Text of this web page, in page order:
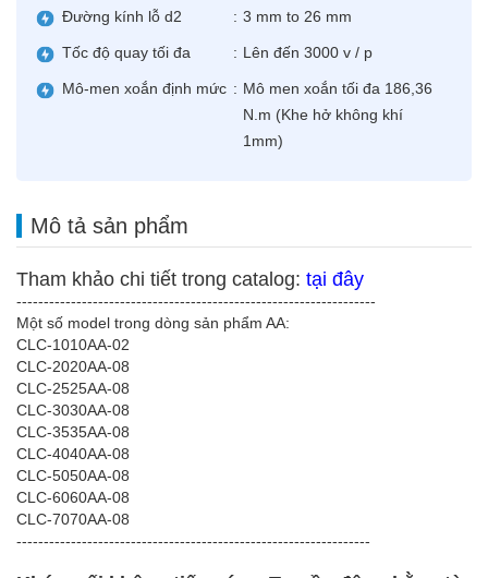
Đường kính lỗ d2 : 3 mm to 26 mm
Tốc độ quay tối đa : Lên đến 3000 v / p
Mô-men xoắn định mức : Mô men xoắn tối đa 186,36
N.m (Khe hở không khí
1mm)
Mô tả sản phẩm
Tham khảo chi tiết trong catalog: tại đây
------------------------------------------------------------------
Một số model trong dòng sản phẩm AA:
CLC-1010AA-02
CLC-2020AA-08
CLC-2525AA-08
CLC-3030AA-08
CLC-3535AA-08
CLC-4040AA-08
CLC-5050AA-08
CLC-6060AA-08
CLC-7070AA-08
-----------------------------------------------------------------